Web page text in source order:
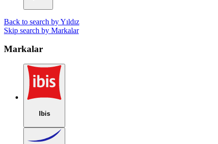
Back to search by Yıldız
Skip search by Markalar
Markalar
Ibis